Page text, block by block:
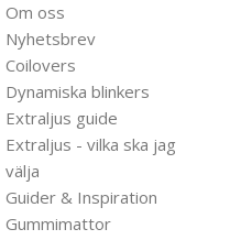
Om oss
Nyhetsbrev
Coilovers
Dynamiska blinkers
Extraljus guide
Extraljus - vilka ska jag
välja
Guider & Inspiration
Gummimattor